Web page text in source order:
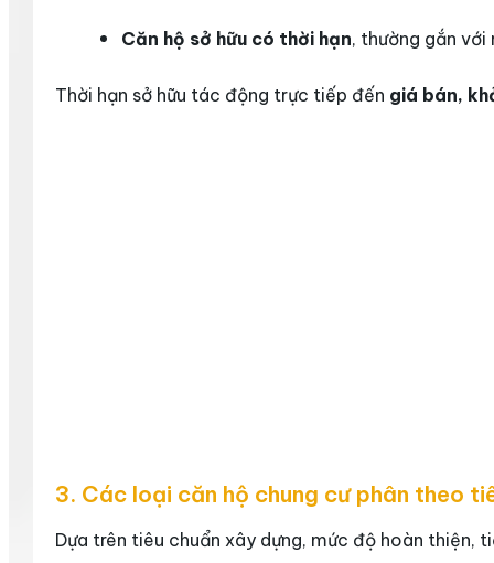
Căn hộ sở hữu có thời hạn, thường gắn
Thời hạn sở hữu tác động trực tiếp đến giá bán,
3. Các loại căn hộ chung cư phân theo
Dựa trên tiêu chuẩn xây dựng, mức độ hoàn thiện,